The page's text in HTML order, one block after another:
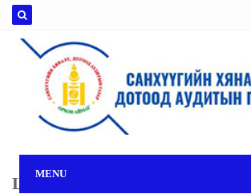
MENU
Шилэн дансны админ